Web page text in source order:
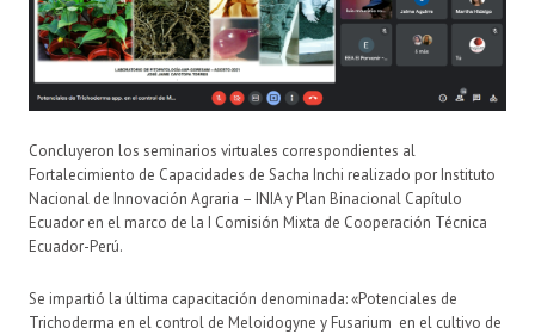
Concluyeron los seminarios virtuales correspondientes al
Fortalecimiento de Capacidades de Sacha Inchi realizado por Instituto
Nacional de Innovación Agraria – INIA y Plan Binacional Capítulo
Ecuador en el marco de la I Comisión Mixta de Cooperación Técnica
Ecuador-Perú.
Se impartió la última capacitación denominada: «Potenciales de
Trichoderma en el control de Meloidogyne y Fusarium en el cultivo de